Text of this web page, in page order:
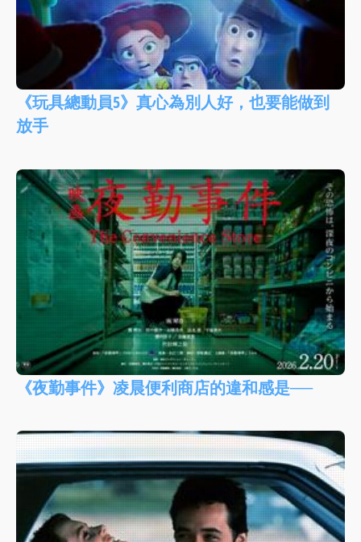
《玩具總動員5》真心為別人好，也要能做到
放手
《夜勤事件》凌晨便利商店的違和感是──